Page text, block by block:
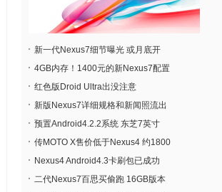
新一代Nexus7细节曝光 或月底开
4GB内存！1400元的新Nexus7配置
红色版Droid Ultra出没注意
新版Nexus7详细规格和新闻照流出
预置Android4.2.2系统 东芝7英寸
传MOTO X售价低于Nexus4 约1800
Nexus4 Android4.3卡刷包已成功
二代Nexus7百思买偷跑 16GB版本